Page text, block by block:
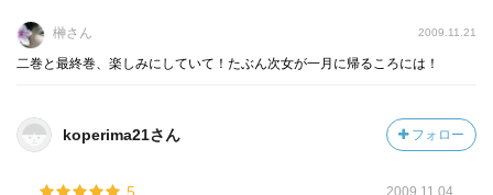
榊さん 2009.11.21
二巻と最終巻、楽しみにしていて！たぶん次女が一月に帰るころには！
koperima21さん フォロー
2009.11.04